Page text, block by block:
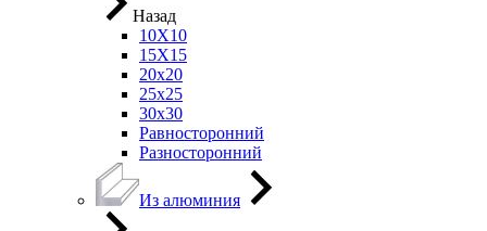
Назад
10Х10
15Х15
20х20
25х25
30х30
Равносторонний
Разносторонний
Из алюминия